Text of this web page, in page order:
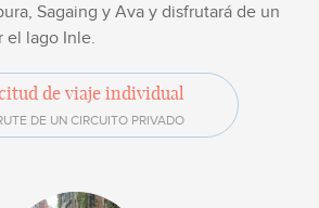
Sagaing y Ava y disfrutará de un
el lago Inle.
de viaje individual
DE UN CIRCUITO PRIVADO